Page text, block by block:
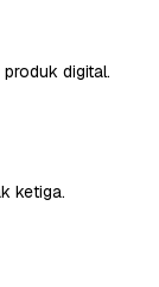
digital.
ketiga.